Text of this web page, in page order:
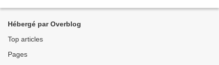
Hébergé par Overblog
Top articles
Pages